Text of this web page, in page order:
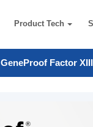
Product Tech
GeneProof Factor